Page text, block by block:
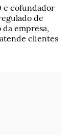
e cofundador
de
da empresa,
clientes